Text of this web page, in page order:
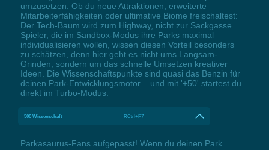
umzusetzen. Ob du neue Attraktionen, erweiterte
Mitarbeiterfähigkeiten oder ultimative Biome freischaltest:
Der Tech-Baum wird zum Highway, nicht zur Sackgasse.
Spieler, die im Sandbox-Modus ihre Parks maximal
individualisieren wollen, wissen diesen Vorteil besonders
zu schätzen, denn hier geht es nicht ums Langsam-
Grinden, sondern um das schnelle Umsetzen kreativer
Ideen. Die Wissenschaftspunkte sind quasi das Benzin für
deinen Park-Entwicklungsmotor – und mit '+50' startest du
direkt im Turbo-Modus.
500 Wissenschaft RCtrl+F7
Parkasaurus-Fans aufgepasst! Wenn du deinen Park